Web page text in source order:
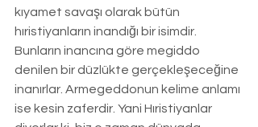
kıyamet savaşı olarak bütün
hıristiyanların inandığı bir isimdir.
Bunların inancına göre megiddo
denilen bir düzlükte gerçekleşeceğine
inanırlar. Armegeddonun kelime anlamı
ise kesin zaferdir. Yani Hıristiyanlar